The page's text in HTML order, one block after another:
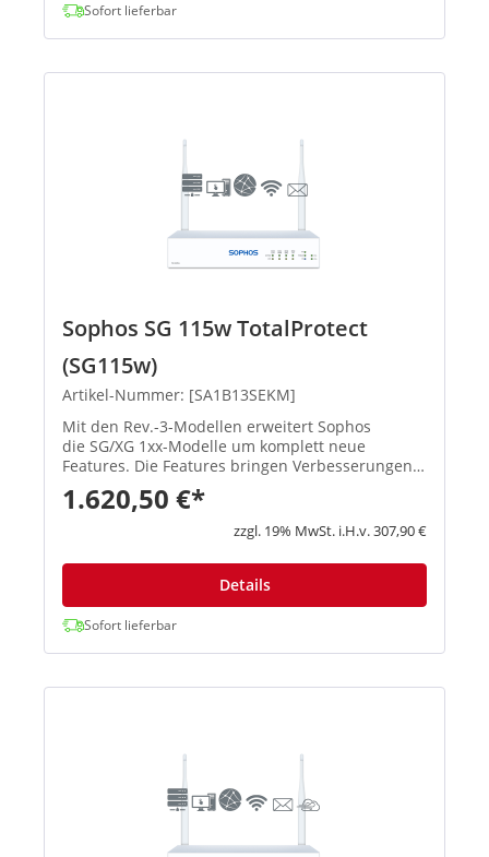
Sofort lieferbar
Sophos SG 115w TotalProtect
(SG115w)
Artikel-Nummer: [SA1B13SEKM]
Mit den Rev.-3-Modellen erweitert Sophos
die SG/XG 1xx-Modelle um komplett neue
Features. Die Features bringen Verbesserungen
in den Schwerpunktbereichen Konnektivität,
Flexibilität, Zuverlässigkeit und Performa...
1.620,50 €*
zzgl. 19% MwSt. i.H.v. 307,90 €
Details
Sofort lieferbar